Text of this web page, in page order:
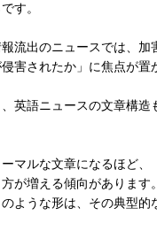
す。
流出のニュースでは、加
害されたか」に焦点が置
英語ニュースの文章構造
マルな文章になるほど、
が増える傾向があります。
のような形は、その典型的